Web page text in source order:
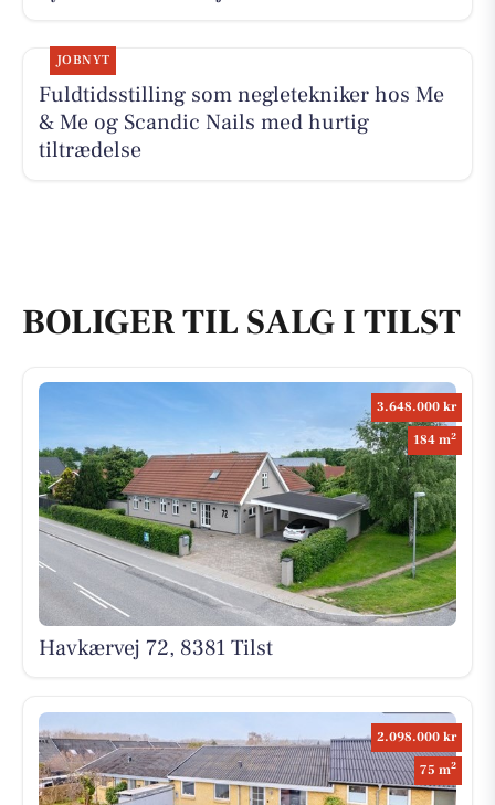
JOBNYT
Fuldtidsstilling som negletekniker hos Me
& Me og Scandic Nails med hurtig
tiltrædelse
BOLIGER TIL SALG I TILST
3.648.000 kr
184 m2
Havkærvej 72, 8381 Tilst
2.098.000 kr
75 m2